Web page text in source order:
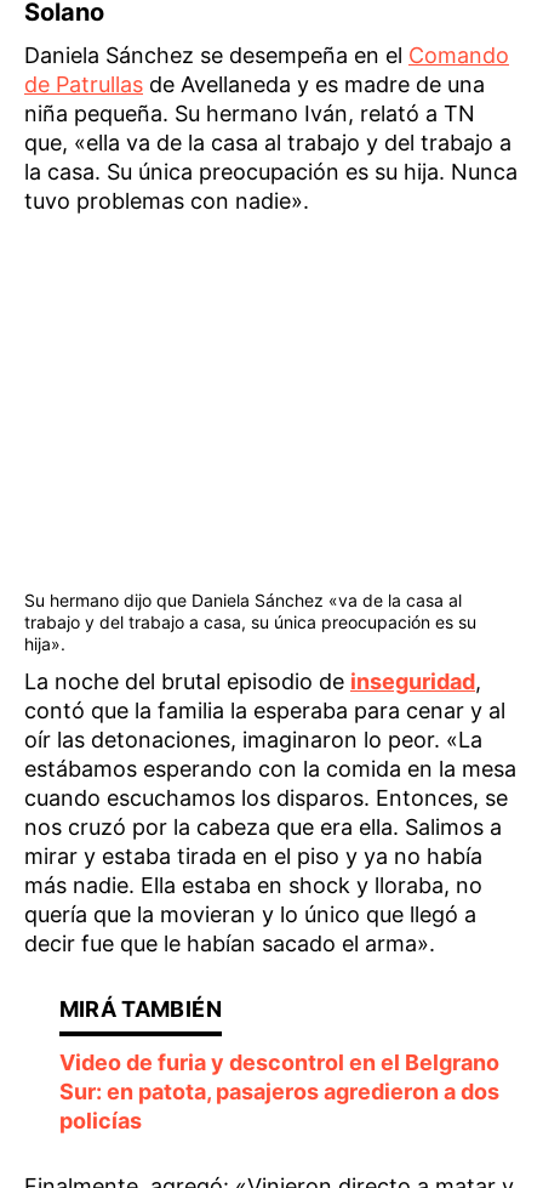
Solano
Daniela Sánchez se desempeña en el Comando
de Patrullas de Avellaneda y es madre de una
niña pequeña. Su hermano Iván, relató a TN
que, «ella va de la casa al trabajo y del trabajo a
la casa. Su única preocupación es su hija. Nunca
tuvo problemas con nadie».
Su hermano dijo que Daniela Sánchez «va de la casa al
trabajo y del trabajo a casa, su única preocupación es su
hija».
La noche del brutal episodio de inseguridad,
contó que la familia la esperaba para cenar y al
oír las detonaciones, imaginaron lo peor. «La
estábamos esperando con la comida en la mesa
cuando escuchamos los disparos. Entonces, se
nos cruzó por la cabeza que era ella. Salimos a
mirar y estaba tirada en el piso y ya no había
más nadie. Ella estaba en shock y lloraba, no
quería que la movieran y lo único que llegó a
decir fue que le habían sacado el arma».
Video de furia y descontrol en el Belgrano
Sur: en patota, pasajeros agredieron a dos
policías